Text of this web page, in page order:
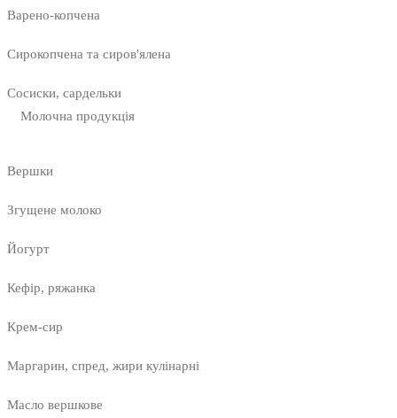
Варено-копчена
Сирокопчена та сиров'ялена
Сосиски, сардельки
Молочна продукція
Вершки
Згущене молоко
Йогурт
Кефір, ряжанка
Крем-сир
Маргарин, спред, жири кулінарні
Масло вершкове